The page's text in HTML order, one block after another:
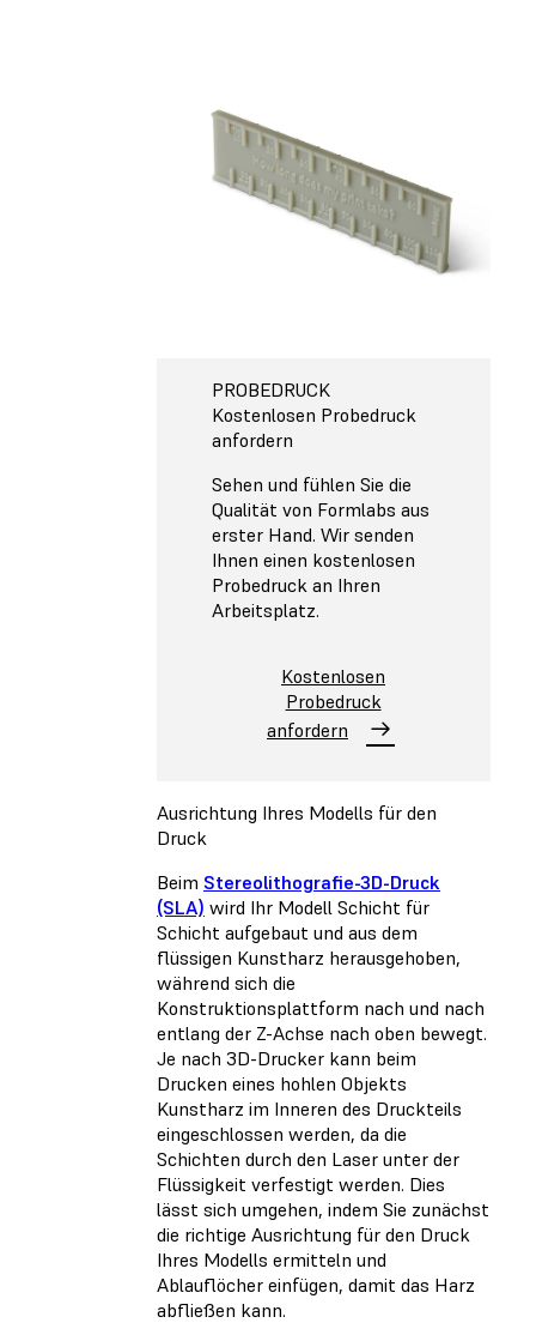
PROBEDRUCK
Kostenlosen Probedruck
anfordern
Sehen und fühlen Sie die
Qualität von Formlabs aus
erster Hand. Wir senden
Ihnen einen kostenlosen
Probedruck an Ihren
Arbeitsplatz.
Kostenlosen
Probedruck
anfordern
Ausrichtung Ihres Modells für den
Druck
Beim Stereolithografie-3D-Druck
(SLA) wird Ihr Modell Schicht für
Schicht aufgebaut und aus dem
flüssigen Kunstharz herausgehoben,
während sich die
Konstruktionsplattform nach und nach
entlang der Z-Achse nach oben bewegt.
Je nach 3D-Drucker kann beim
Drucken eines hohlen Objekts
Kunstharz im Inneren des Druckteils
eingeschlossen werden, da die
Schichten durch den Laser unter der
Flüssigkeit verfestigt werden. Dies
lässt sich umgehen, indem Sie zunächst
die richtige Ausrichtung für den Druck
Ihres Modells ermitteln und
Ablauflöcher einfügen, damit das Harz
abfließen kann.